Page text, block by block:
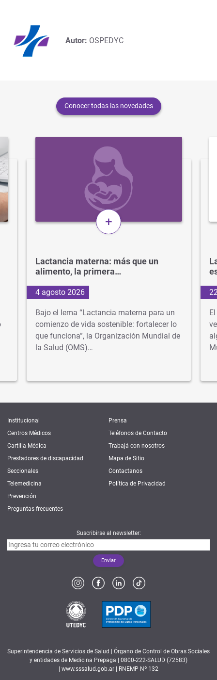
Autor: OSPEDYC
Conocer todas las novedades
+
Lactancia materna: más que un
alimento, la primera…
4 agosto 2026
Bajo el lema “Lactancia materna para un
comienzo de vida sostenible: fortalecer lo
que funciona”, la Organización Mundial de
la Salud (OMS)…
Institucional
Centros Médicos
Cartilla Médica
Prestadores de discapacidad
Seccionales
Telemedicina
Prevención
Preguntas frecuentes
Prensa
Teléfonos de Contacto
Trabajá con nosotros
Mapa de Sitio
Contactanos
Política de Privacidad
Suscribirse al newsletter:
Superintendencia de Servicios de Salud | Órgano de Control de Obras Sociales
y entidades de Medicina Prepaga | 0800-222-SALUD (72583)
www.sssalud.gob.ar | RNEMP Nº 132